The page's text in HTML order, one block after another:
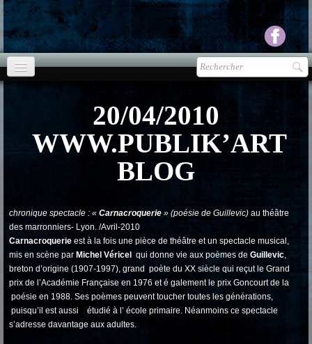
Presse▼
vente CD
Photos▼
Espace pro ▼
Contact & liens
20/04/2010
WWW.PUBLIK’ART
BLOG
chronique spectacle : « Carnacroquerie » (poésie de Guillevic) au théâtre
des marronniers- Lyon. /Avril-2010
Carnacroquerie est à la fois une pièce de théâtre et un spectacle musical,
mis en scène par Michel Véricel qui donne vie aux poèmes de Guillevic,
breton d’origine (1907-1997), grand poète du XX siècle qui reçut le Grand
prix de l’Académie Française en 1976 et é galement le prix Goncourt de la
poésie en 1988. Ses poèmes peuvent toucher toutes les générations,
puisqu’il est aussi étudié à l’ école primaire. Néanmoins ce spectacle
s’adresse davantage aux adultes.